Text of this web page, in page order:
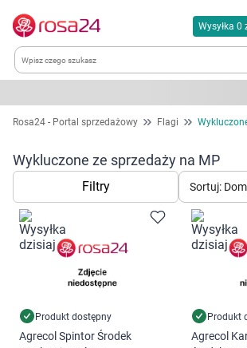
Wysyłka 0
Kategorie
Chemia gospodarcza
Dla zwierząt
Dom i ogród
Kobieta w ciąży i mama
Rosa24 - Portal sprzedażowy Flagi
Wykluczone ze sprzedaży na MP
Filtry Sortuj:
Produkt dostępny
Agrecol Spintor Środek
Produkt
Agrecol